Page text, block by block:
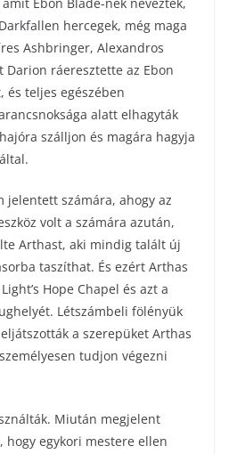
hercegek, még maga
Ashbringer, Alexandros
ráeresztette az Ebon
és teljes egészében
alatt elhagyták
szálljon és magára hagyja
jelentett számára, ahogy az
volt a számára azután,
Arthast, aki mindig talált új
taszíthat. És ezért Arthas
Hope Chapel és azt a
Létszámbeli fölényük
a szerepüket Arthas
tudjon végezni
Miután megjelent
egykori mestere ellen